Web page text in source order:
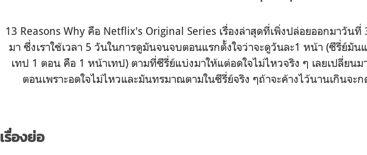
13 Reasons Why คือ Netflix's Original Series เรื่องล่าสุดที่เพิ่งปล่อยออกมาวัน
มา ซึ่งเราใช้เวลา 5 วันในการดูมันจนจบตอนแรกตั้งใจว่าจะดูวันละ1 หน้า (ซีรี่ย์มั
เทป 1 ตอน คือ 1 หน้าเทป) ตามที่ซีรี่ย์แบ่งมาให้แต่อดใจไม่ไหวจริง ๆ เลยเปลี่ยนม
ตอนเพราะอดใจไม่ไหวและมันทรมาณตามในซีรี่ย์จริง ๆถ้าจะค้างไว้นานเกินจะ
เรื่องย่อ